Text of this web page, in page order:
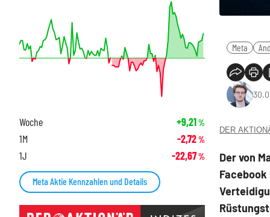
Meta
DER
Der von
Woche +9,21%
1M -2,72%
1J -22,67%
Meta Aktie Kennzahlen und Details